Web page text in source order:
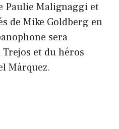
Paulie Malignaggi et
de Mike Goldberg en
sera
et du héros
Márquez.